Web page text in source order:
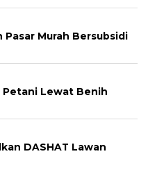
Murah Bersubsidi
Petani Lewat Benih
DASHAT Lawan